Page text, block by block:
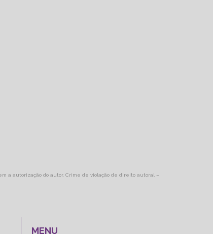
a autorização do autor. Crime de violação de direito autoral –
MENU